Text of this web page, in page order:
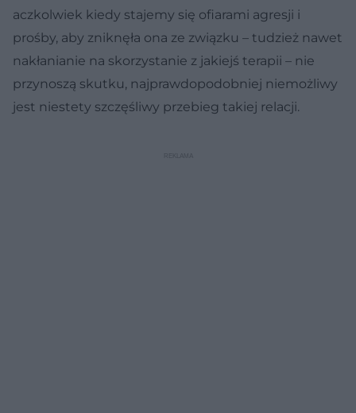
aczkolwiek kiedy stajemy się ofiarami agresji i
prośby, aby zniknęła ona ze związku – tudzież nawet
nakłanianie na skorzystanie z jakiejś terapii – nie
przynoszą skutku, najprawdopodobniej niemożliwy
jest niestety szczęśliwy przebieg takiej relacji.